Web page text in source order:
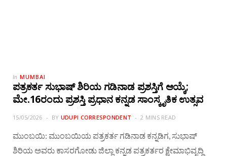
In MUMBAI
ಪತ್ರಕರ್ತ ಸುಭಾಷ್ ಶಿರಿಯ ಗಡಿನಾಡ ಪ್ರಶಸ್ತಿಗೆ ಆಯ್ಕೆ;
ಮೇ.16ರಂದು ಪ್ರಶಸ್ತಿ ಪ್ರಧಾನ ಕನ್ನಡ ಸಾಂಸ್ಕೃತಿಕ ಉತ್ಸವ
15/05/2026 BY UDUPI CORRESPONDENT 2 MINS READ
ಮುಂಬಯಿ: ಮುಂಬಯಿಯ ಪತ್ರಕರ್ತ ಗಡಿನಾಡ ಕನ್ನಡಿಗ, ಸುಭಾಷ್
ಶಿರಿಯ ಅವರು ಕಾಸರಗೋಡು ಜಿಲ್ಲಾ ಕನ್ನಡ ಪತ್ರಕರ್ತರ ಕ್ಷೇಮಾಭಿವೃದ್ಧಿ